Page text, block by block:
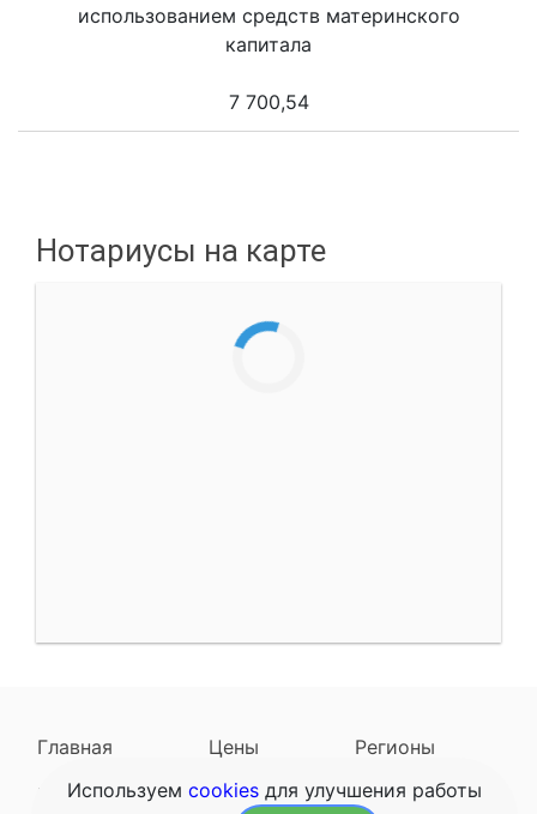
использованием средств материнского
капитала
7 700,54
Нотариусы на карте
Главная Цены
Регионы
Наследодатели
Задать вопрос
Используем cookies для улучшения работы